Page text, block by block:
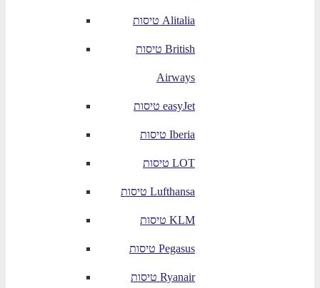
טיסות Alitalia
טיסות British
Airways
טיסות easyJet
טיסות Iberia
טיסות LOT
טיסות Lufthansa
טיסות KLM
טיסות Pegasus
טיסות Ryanair